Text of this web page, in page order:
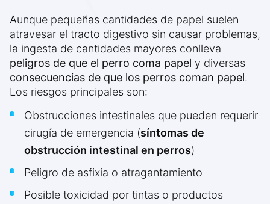
Aunque pequeñas cantidades de papel suelen
atravesar el tracto digestivo sin causar problemas,
la ingesta de cantidades mayores conlleva
peligros de que el perro coma papel y diversas
consecuencias de que los perros coman papel.
Los riesgos principales son:
Obstrucciones intestinales que pueden requerir
cirugía de emergencia (síntomas de
obstrucción intestinal en perros)
Peligro de asfixia o atragantamiento
Posible toxicidad por tintas o productos